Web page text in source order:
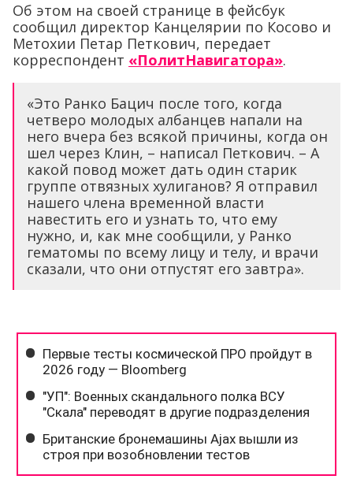
Об этом на своей странице в фейсбук
сообщил директор Канцелярии по Косово и
Метохии Петар Петкович, передает
корреспондент «ПолитНавигатора».
«Это Ранко Бацич после того, когда
четверо молодых албанцев напали на
него вчера без всякой причины, когда он
шел через Клин, – написал Петкович. – А
какой повод может дать один старик
группе отвязных хулиганов? Я отправил
нашего члена временной власти
навестить его и узнать то, что ему
нужно, и, как мне сообщили, у Ранко
гематомы по всему лицу и телу, и врачи
сказали, что они отпустят его завтра».